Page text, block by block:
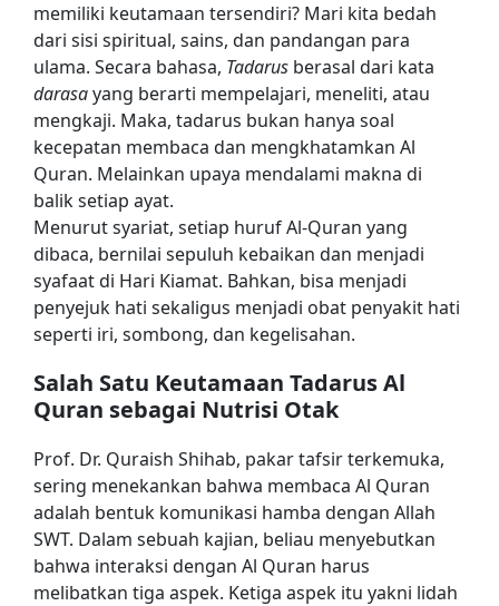
memiliki keutamaan tersendiri? Mari kita bedah
dari sisi spiritual, sains, dan pandangan para
ulama. Secara bahasa, Tadarus berasal dari kata
darasayang berarti mempelajari, meneliti, atau
mengkaji. Maka, tadarus bukan hanya soal
kecepatan membaca dan mengkhatamkan Al
Quran. Melainkan upaya mendalami makna di
balik setiap ayat.
Menurut syariat, setiap huruf Al-Quran yang
dibaca, bernilai sepuluh kebaikan dan menjadi
syafaat di Hari Kiamat. Bahkan, bisa menjadi
penyejuk hati sekaligus menjadi obat penyakit hati
seperti iri, sombong, dan kegelisahan.
Salah Satu Keutamaan Tadarus Al
Quran sebagai Nutrisi Otak
Prof. Dr. Quraish Shihab, pakar tafsir terkemuka,
sering menekankan bahwa membaca Al Quran
adalah bentuk komunikasi hamba dengan Allah
SWT. Dalam sebuah kajian, beliau menyebutkan
bahwa interaksi dengan Al Quran harus
melibatkan tiga aspek. Ketiga aspek itu yakni lidah